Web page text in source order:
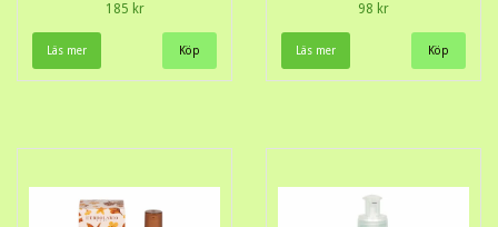
185 kr
Läs mer
98 kr
Läs mer